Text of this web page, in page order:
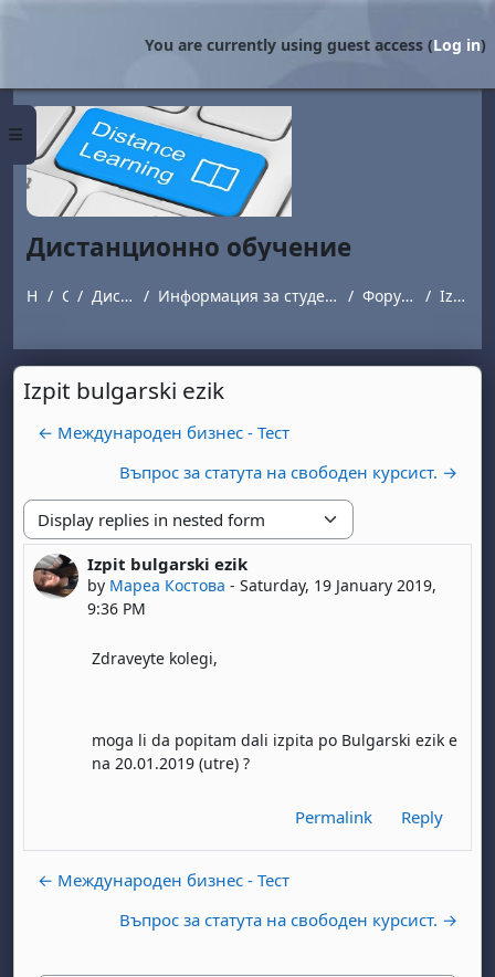
Side panel
You are currently using guest access (Log in)
Дистанционно обучение
Home Courses Дистанционно обучение Информация за студенти обучаващи се в програми с дистанционна форма на обучение. Форум за въпроси и отговори Izpit bulgarski ezik
Izpit bulgarski ezik
← Международен бизнес - Тест
Въпрос за статута на свободен курсист. →
Display mode
Izpit bulgarski ezik
by Мареа Костова - Saturday, 19 January 2019,
9:36 PM
Number of replies: 0
Zdraveyte kolegi,
moga li da popitam dali izpita po Bulgarski ezik e
na 20.01.2019 (utre) ?
Permalink Reply
← Международен бизнес - Тест
Въпрос за статута на свободен курсист. →